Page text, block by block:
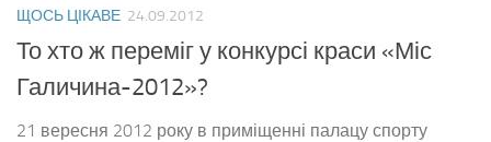
ЩОСЬ ЦІКАВЕ 24.09.2012
То хто ж переміг у конкурсі краси «Міс
Галичина-2012»?
21 вересня 2012 року в приміщенні палацу спорту